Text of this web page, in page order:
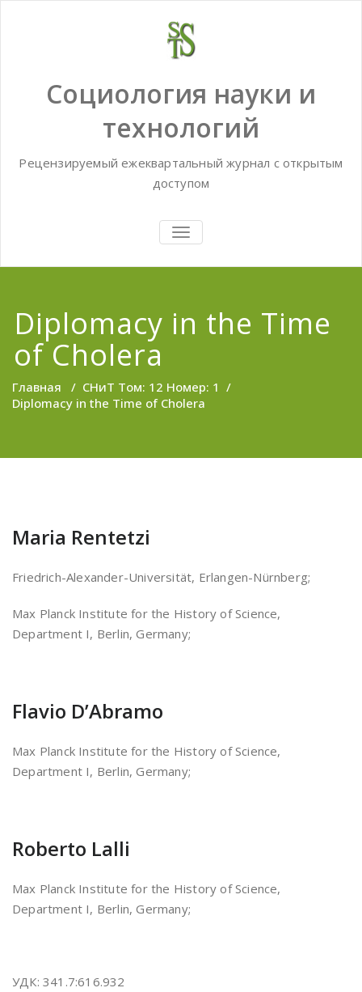
Социология науки и
технологий
Рецензируемый ежеквартальный журнал с открытым
доступом
TOGGLE
NAVIGATION
Diplomacy in the Time
of Cholera
Главная / СНиТ Том: 12 Номер: 1 /
Diplomacy in the Time of Cholera
Maria Rentetzi
Friedrich-Alexander-Universität, Erlangen-Nürnberg;
Max Planck Institute for the History of Science,
Department I, Berlin, Germany;
Flavio D’Abramo
Max Planck Institute for the History of Science,
Department I, Berlin, Germany;
Roberto Lalli
Max Planck Institute for the History of Science,
Department I, Berlin, Germany;
УДК: 341.7:616.932